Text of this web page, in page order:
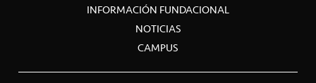
INFORMACIÓN FUNDACIONAL
NOTICIAS
CAMPUS